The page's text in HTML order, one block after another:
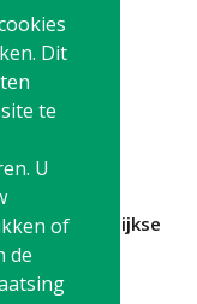
Dit
te
U
of
de
maandelijkse